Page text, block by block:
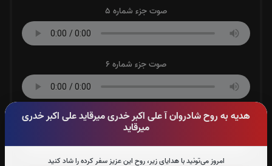
هدیه به روح شادروان آ علی اکبر خدری میرقاید علی اکبر خدری
میرقاید
امروز می‌تونید با هدایای زیر، روح این عزیز سفر کرده را شاد کنید
صوت جزء شماره 5
صوت جزء شماره 6
صوت جزء شماره 7